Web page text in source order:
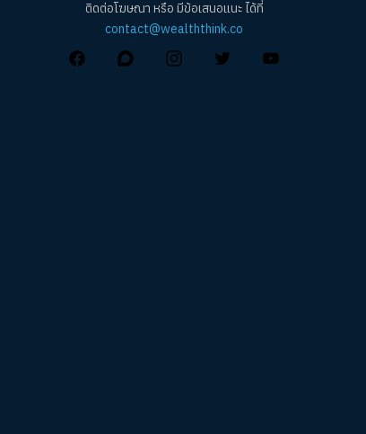
ติดต่อโฆษณา หรือ มีข้อเสนอแนะ ได้ที่
contact@wealththink.co